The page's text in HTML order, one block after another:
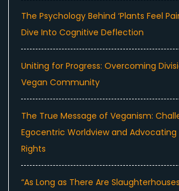
The Psychology Behind ‘Plants Feel
Dive Into Cognitive Deflection
Uniting for Progress: Overcoming
Vegan Community
The True Message of Veganism:
Egocentric Worldview and
Rights
“As Long as There Are